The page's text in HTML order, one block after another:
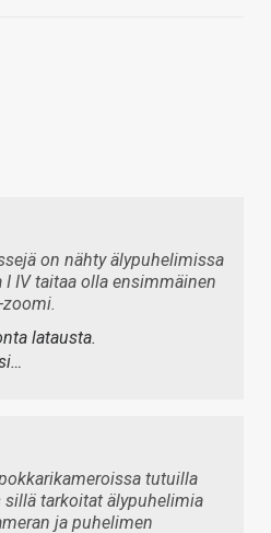
on nähty älypuhelimissa
IV taitaa olla ensimmäinen
-zoomi.
latausta.
tutuilla
tarkoitat älypuhelimia
ja puhelimen